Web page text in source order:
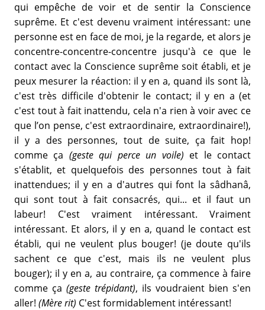
qui empêche de voir et de sentir la Conscience
suprême. Et c'est devenu vraiment intéressant: une
personne est en face de moi, je la regarde, et alors je
concentre-concentre-concentre jusqu'à ce que le
contact avec la Conscience suprême soit établi, et je
peux mesurer la réaction: il y en a, quand ils sont là,
c'est très difficile d'obtenir le contact; il y en a (et
c'est tout à fait inattendu, cela n'a rien à voir avec ce
que l’on pense, c'est extraordinaire, extraordinaire!),
il y a des personnes, tout de suite, ça fait hop!
comme ça (geste qui perce un voile) et le contact
s'établit, et quelquefois des personnes tout à fait
inattendues; il y en a d'autres qui font la sâdhanâ,
qui sont tout à fait consacrés, qui... et il faut un
labeur! C'est vraiment intéressant. Vraiment
intéressant. Et alors, il y en a, quand le contact est
établi, qui ne veulent plus bouger! (je doute qu'ils
sachent ce que c'est, mais ils ne veulent plus
bouger); il y en a, au contraire, ça commence à faire
comme ça (geste trépidant), ils voudraient bien s'en
aller! (Mère rit) C'est formidablement intéressant!